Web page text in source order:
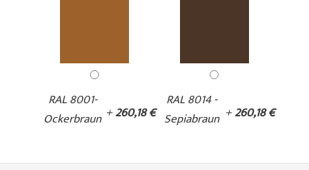
RAL 8001-
Ockerbraun +260,18 €
RAL 8014 -
Sepiabraun +260,18 €